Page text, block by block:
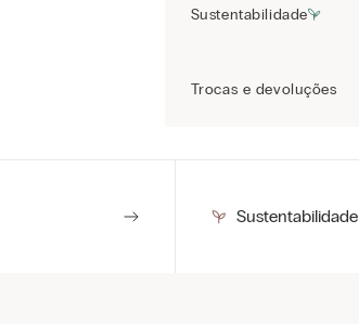
Sustentabilidade
Trocas e devoluções
Sustentabilidade